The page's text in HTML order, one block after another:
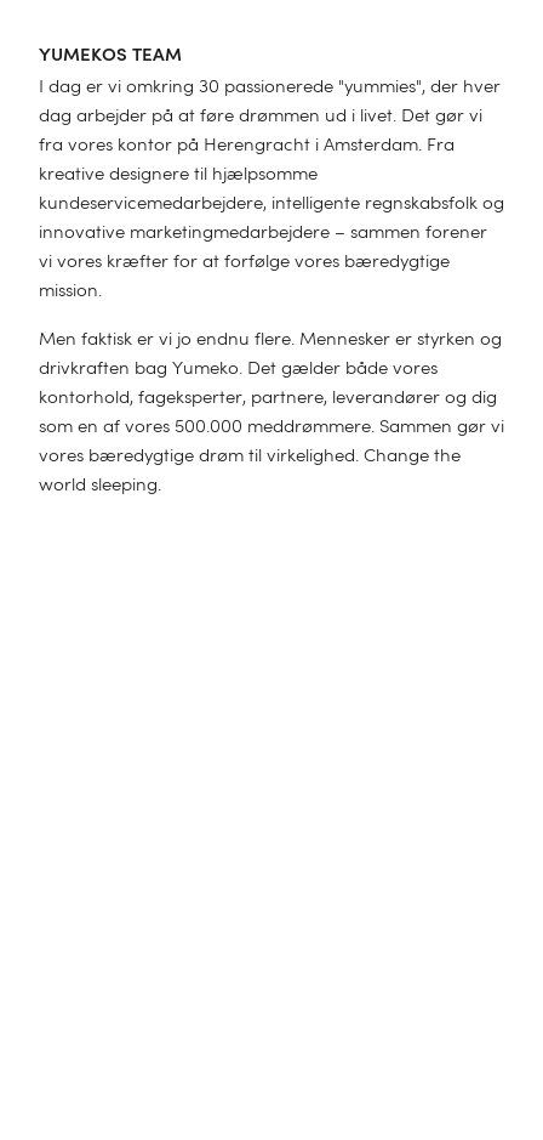
Bæredygtigt
sengetøj
SE DEM NU
En dyne til hver
årstid
SE DEM NU
God søvn starter
ved basis
SE DEM NU
En blid
omfavnelse
SE DEM NU
Bæredygtigt
tilbehør
SE DEM NU
YUMEKOS TEAM
I dag er vi omkring 30 passionerede "yummies", der hver
dag arbejder på at føre drømmen ud i livet. Det gør vi
fra vores kontor på Herengracht i Amsterdam. Fra
kreative designere til hjælpsomme
kundeservicemedarbejdere, intelligente regnskabsfolk og
innovative marketingmedarbejdere – sammen forener
vi vores kræfter for at forfølge vores bæredygtige
mission.
Men faktisk er vi jo endnu flere. Mennesker er styrken og
drivkraften bag Yumeko. Det gælder både vores
kontorhold, fageksperter, partnere, leverandører og dig
som en af vores 500.000 meddrømmere. Sammen gør vi
vores bæredygtige drøm til virkelighed. Change the
world sleeping.